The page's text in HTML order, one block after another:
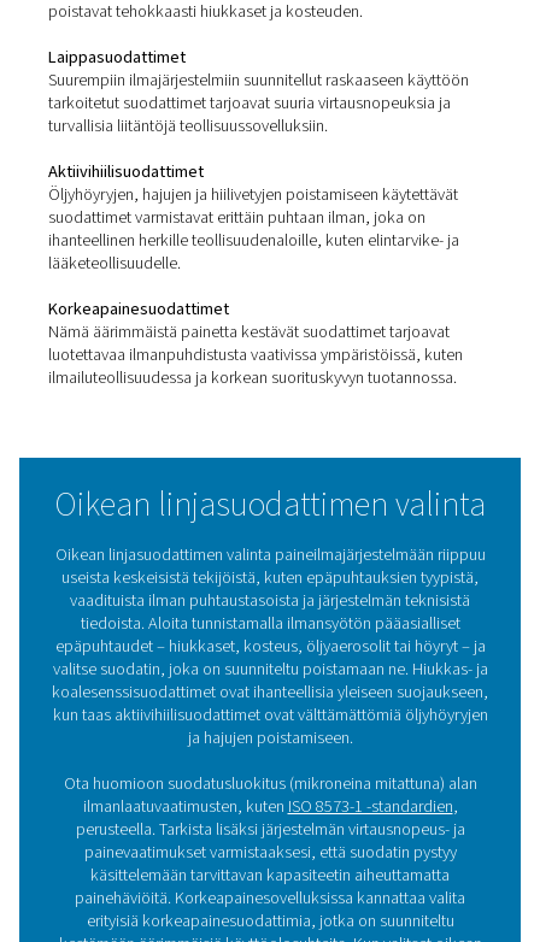
HP 350 -suurpainesuodattimet
HP 350 -korkeapainesuodattimet tarjoavat
puhtautta ja luotettavuutta jopa 350 baarin (5075 psi)
Kestävät ruostumattomasta teräksestä valmistetut
edistynyt suodatus varmistavat turvallisen ja tehokkaan
vaativissa olosuhteissa, suojaavat laitteita ja
järjestelmän tehokkuuden.